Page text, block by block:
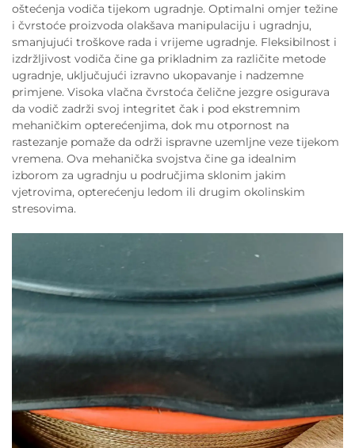
oštećenja vodiča tijekom ugradnje. Optimalni omjer težine
i čvrstoće proizvoda olakšava manipulaciju i ugradnju,
smanjujući troškove rada i vrijeme ugradnje. Fleksibilnost i
izdržljivost vodiča čine ga prikladnim za različite metode
ugradnje, uključujući izravno ukopavanje i nadzemne
primjene. Visoka vlačna čvrstoća čelične jezgre osigurava
da vodič zadrži svoj integritet čak i pod ekstremnim
mehaničkim opterećenjima, dok mu otpornost na
rastezanje pomaže da održi ispravne uzemljne veze tijekom
vremena. Ova mehanička svojstva čine ga idealnim
izborom za ugradnju u područjima sklonim jakim
vjetrovima, opterećenju ledom ili drugim okolinskim
stresovima.